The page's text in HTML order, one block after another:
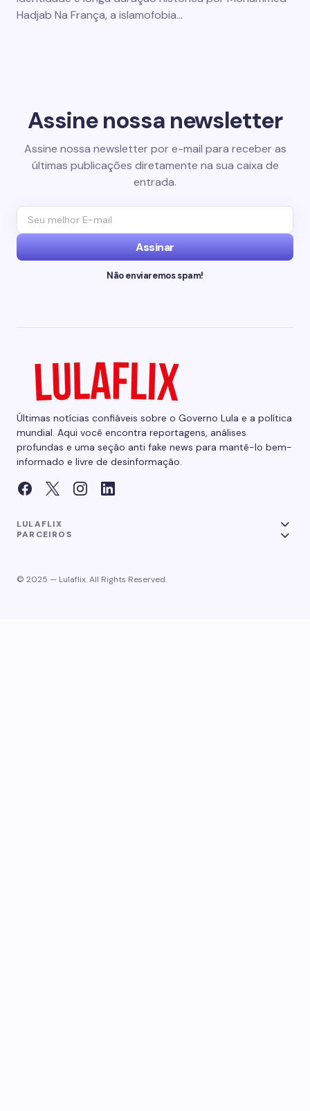
Hadjab Na França, a islamofobia…
Assine nossa newsletter
Assine nossa newsletter por e-mail para receber as
últimas publicações diretamente na sua caixa de
entrada.
Assinar
Não enviaremos spam!
Últimas notícias confiáveis sobre o Governo Lula e a política
mundial. Aqui você encontra reportagens, análises
profundas e uma seção anti fake news para mantê-lo bem-
informado e livre de desinformação.
LULAFLIX
PARCEIROS
© 2025 — Lulaflix. All Rights Reserved.